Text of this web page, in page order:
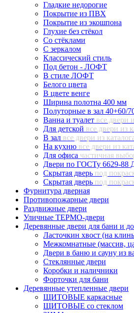
Гладкие недорогие
Покрытие из ПВХ
Покрытие из экошпона
Глухие без стёкол
Со стёклами
С зеркалом
Классический стиль
Под бетон - ЛОФТ
В стиле ЛОФТ
Белого цвета
В цвете венге
Ширина полотна 400 мм
Полуторные в зал 40+60/
Ванна и туалет все двери
Для детской все двери из
В зал все двери из
На кухню все двери из
Для офиса частичная
Двери по ГОСТу 6629-88
Скрытая дверь под
Скрытая дверь под
Фурнитура дверная
Противопожарные двери
Раздвижные двери
Уличные ТЕРМО-двери
Деревянные двери для бани и
Ласточкин хвост (на
Межкомнатные (массив,
Двери в баню и сауну из
Стеклянные двери
Коробки и наличники
Форточки для бани
Деревянные утепленные двери
ЩИТОВЫЕ каркасные
ЩИТОВЫЕ со стеклом